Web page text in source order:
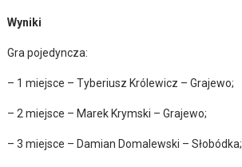
Wyniki
Gra pojedyncza:
– 1 miejsce – Tyberiusz Królewicz – Grajewo;
– 2 miejsce – Marek Krymski – Grajewo;
– 3 miejsce – Damian Domalewski – Słobódka;